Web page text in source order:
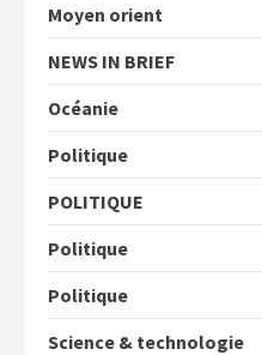
Moyen orient
NEWS IN BRIEF
Océanie
Politique
POLITIQUE
Politique
Politique
Science & technologie